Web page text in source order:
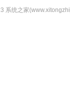
系统之家